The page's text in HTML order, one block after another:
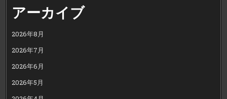
アーカイブ
2026年8月
2026年7月
2026年6月
2026年5月